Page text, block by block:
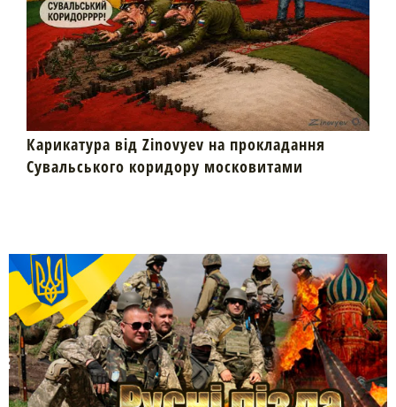
Карикатура від Zinovyev на прокладання
Сувальського коридору московитами